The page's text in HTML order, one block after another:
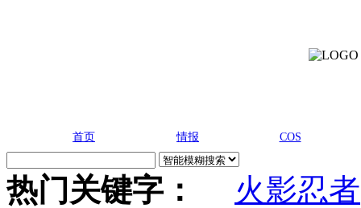
首页 情报 COS
热门关键字：
火影忍者